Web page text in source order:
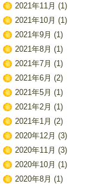
2021年11月 (1)
2021年10月 (1)
2021年9月 (1)
2021年8月 (1)
2021年7月 (1)
2021年6月 (2)
2021年5月 (1)
2021年2月 (1)
2021年1月 (2)
2020年12月 (3)
2020年11月 (3)
2020年10月 (1)
2020年8月 (1)